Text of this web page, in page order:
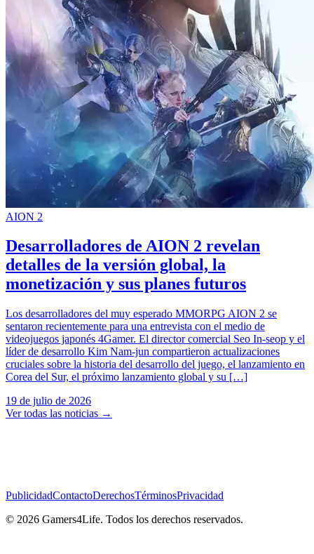
AION 2
Desarrolladores de AION 2 revelan
detalles de la versión global, la
monetización y sus planes futuros
Los desarrolladores del muy esperado MMORPG AION 2 se
sentaron recientemente para una entrevista con el medio de
videojuegos japonés 4Gamer. El director comercial Seo In-seop y el
líder de desarrollo Kim Nam-jun compartieron actualizaciones
cruciales sobre la historia del desarrollo del juego, el lanzamiento en
Corea del Sur, el próximo lanzamiento global y su […]
19 de julio de 2026
Ver todas las noticias →
PublicidadContactoDerechosTérminosPrivacidad
© 2026 Gamers4Life. Todos los derechos reservados.